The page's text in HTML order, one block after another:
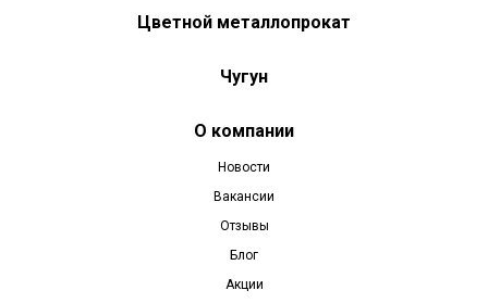
Цветной металлопрокат
Чугун
О компании
Новости
Вакансии
Отзывы
Блог
Акции